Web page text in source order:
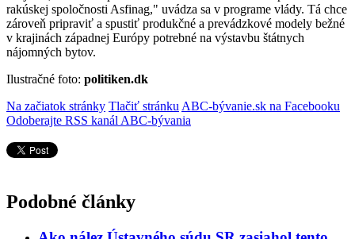
rakúskej spoločnosti Asfinag," uvádza sa v programe vlády. Tá chce
zároveň pripraviť a spustiť produkčné a prevádzkové modely bežné
v krajinách západnej Európy potrebné na výstavbu štátnych
nájomných bytov.
Ilustračné foto: politiken.dk
Na začiatok stránky Tlačiť stránku ABC-bývanie.sk na Facebooku
Odoberajte RSS kanál ABC-bývania
Podobné články